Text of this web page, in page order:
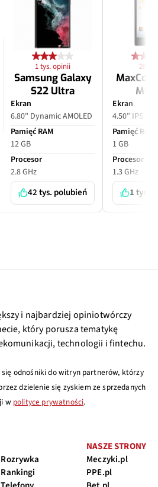
1 tys. opinii
Samsung Galaxy
S22 Ultra
Ekran
6.80" Dynamic AMOLED
Pamięć RAM
12 GB
Procesor
2.8 GHz
42 tys. polubień
28
Ekran
4.50" IPS
Pamięć RAM
1 GB
Procesor
1.3 GHz
1 tys.
i najbardziej opiniotwórczy
który porusza tematykę
technologii i fintechu.
odnośniki do witryn partnerów, którzy
dzielenie się zyskiem ze sprzedanych
w polityce prywatności.
Rozrywka
Rankingi
NASZE STRONY
Meczyki.pl
PPE.pl